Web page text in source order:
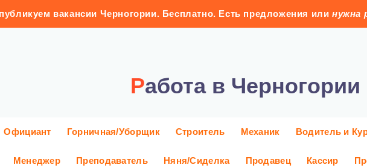
вакансии Черногории. Бесплатно. Есть предложения или нужна
Работа в Черногории
Официант Горничная/Уборщик Строитель Механик Водитель и
Менеджер Преподаватель Няня/Сиделка Продавец Кассир